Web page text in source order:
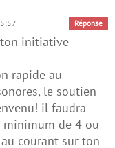
Réponse
initiative
rapide au
le soutien
il faudra
de 4 ou
courant sur ton